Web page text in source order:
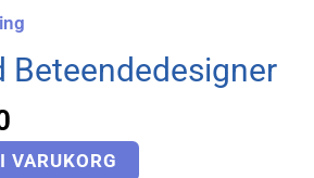
Beteendedesigner
VARUKORG